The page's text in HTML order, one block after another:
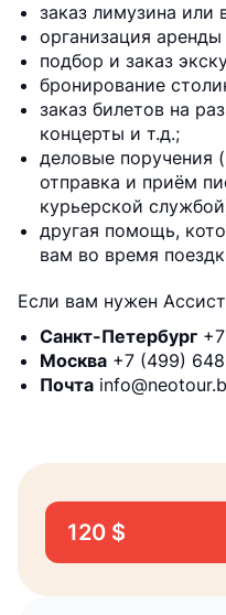
заказ лимузина или
организация
подбор и заказ
бронирование
заказ билетов на
концерты и т.д.;
деловые поручения
отправка и приём
курьерской
другая помощь,
вам во время
Если вам нужен
Санкт-Петербург
Москва +7 (499)
Почта
120 $